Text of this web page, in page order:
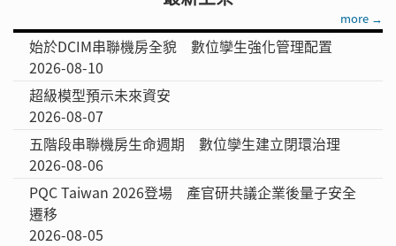
more →
始於DCIM串聯機房全貌 數位孿生強化管理配置
2026-08-10
超級模型預示未來資安
2026-08-07
五階段串聯機房生命週期 數位孿生建立閉環治理
2026-08-06
PQC Taiwan 2026登場 產官研共議企業後量子安全
遷移
2026-08-05